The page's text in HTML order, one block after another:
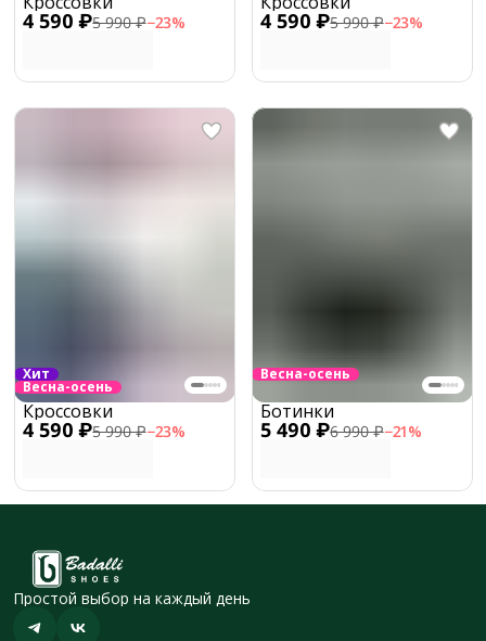
4 590 ₽5 990 ₽−23% 4 590 ₽5 990 ₽−23%
Хит
Весна-осень
4 590 ₽5 990 ₽−23%
Кроссовки
Весна-осень
5 490 ₽6 990 ₽−21%
Ботинки
Простой выбор на каждый день